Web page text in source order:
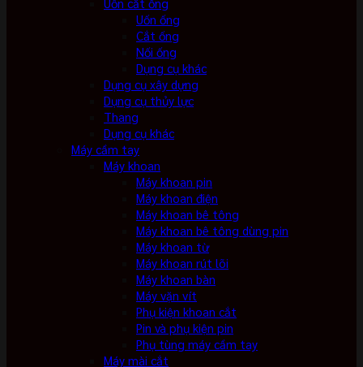
Uốn cắt ống
Uốn ống
Cắt ống
Nối ống
Dụng cụ khác
Dụng cụ xây dựng
Dụng cụ thủy lực
Thang
Dụng cụ khác
Máy cầm tay
Máy khoan
Máy khoan pin
Máy khoan điện
Máy khoan bê tông
Máy khoan bê tông dùng pin
Máy khoan từ
Máy khoan rút lõi
Máy khoan bàn
Máy vặn vít
Phụ kiện khoan cắt
Pin và phụ kiện pin
Phụ tùng máy cầm tay
Máy mài cắt